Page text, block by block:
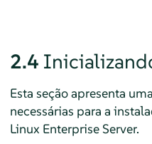
2.4
Esta seção apresenta
necessárias para a
Linux Enterprise Server.